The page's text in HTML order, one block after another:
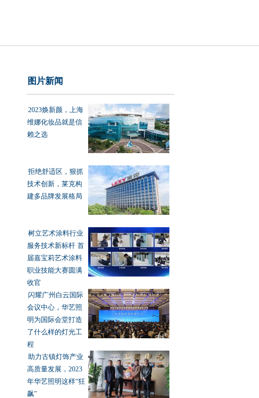
图片新闻
2023焕新颜，上海
维娜化妆品就是信
赖之选
拒绝舒适区，狠抓
技术创新，莱克构
建多品牌发展格局
树立艺术涂料行业
服务技术新标杆 首
届嘉宝莉艺术涂料
职业技能大赛圆满
收官
闪耀广州白云国际
会议中心，华艺照
明为国际会堂打造
了什么样的灯光工
程
助力古镇灯饰产业
高质量发展，2023
年华艺照明这样“狂
飙”